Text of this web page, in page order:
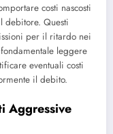
costi nascosti
debitore. Questi
per il ritardo nei
leggere
eventuali costi
il debito.
Aggressive